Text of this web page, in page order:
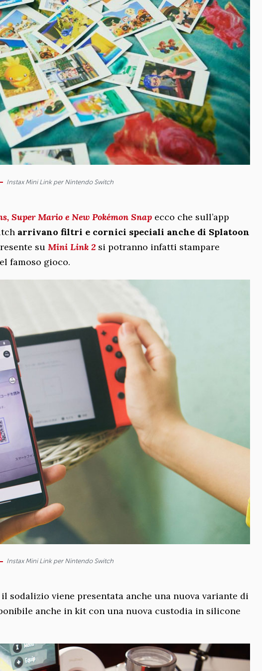
Instax Mini Link per Nintendo Switch
Super Mario e New Pokémon Snap ecco che sull’app
arrivano filtri e cornici speciali anche di Splatoon
su Mini Link 2 si potranno infatti stampare
famoso gioco.
Instax Mini Link per Nintendo Switch
sodalizio viene presentata anche una nuova variante di
anche in kit con una nuova custodia in silicone